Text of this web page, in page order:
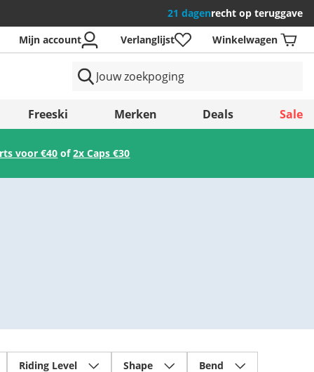
21 dagenrecht op teruggave
Opslaan
Mijn account Verlanglijst Winkelwagen
Freeski Merken Deals Sale
voor €40 of2x Caps €30
Riding Level Shape Bend